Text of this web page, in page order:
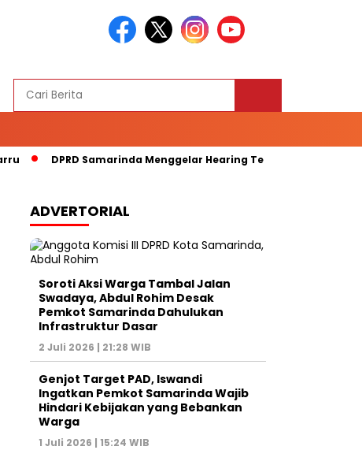
DPRD Samarinda Menggelar Hearing Terkait Kelangkaan
ADVERTORIAL
Soroti Aksi Warga Tambal Jalan
Swadaya, Abdul Rohim Desak
Pemkot Samarinda Dahulukan
Infrastruktur Dasar
2 Juli 2026 | 21:28 WIB
Genjot Target PAD, Iswandi
Ingatkan Pemkot Samarinda Wajib
Hindari Kebijakan yang Bebankan
Warga
1 Juli 2026 | 15:24 WIB